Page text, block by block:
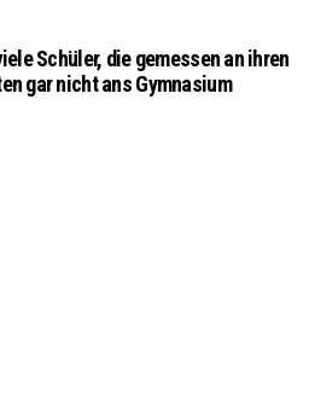
Schüler, die gemessen an ihren
gar nicht ans Gymnasium